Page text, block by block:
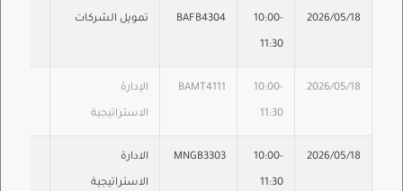
2026/05/18
10:00-
11:30
BAFB4304 تمويل الشركات
2026/05/18
10:00-
11:30
BAMT4111 الإدارة
الاستراتيجية
2026/05/18
10:00-
11:30
MNGB3303 الادارة
الاستراتيجية